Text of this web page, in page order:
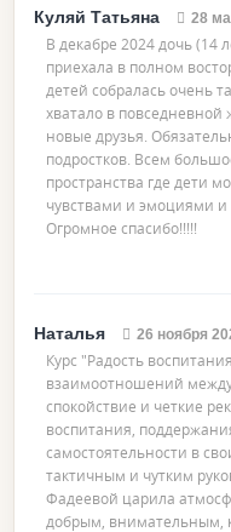
Куляй Татьяна 28
В декабре 2024 дочь (14
приехала в полном
детей собралась очень
хватало в повседневной
новые друзья.
подростков. Всем
пространства где дети
чувствами и эмоциями и
Огромное спасибо!!!!!
Наталья 26 ноября
Курс "Радость
взаимоотношений
спокойствие и четкие
воспитания,
самостоятельности в
тактичным и чутким
Фадеевой царила
добрым, внимательным,